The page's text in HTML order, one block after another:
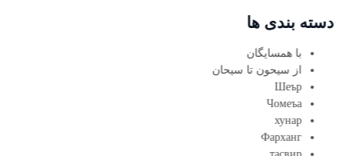
دسته بندی ها
با همسایگان
از سیحون تا سیحان
Шеър
Чомеъа
хунар
Фарханг